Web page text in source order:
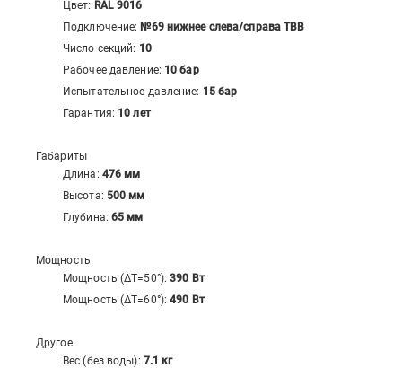
Цвет: RAL 9016
Подключение: №69 нижнее слева/справа ТВВ
Число секций: 10
Рабочее давление: 10 бар
Испытательное давление: 15 бар
Гарантия: 10 лет
Габариты
Длина: 476 мм
Высота: 500 мм
Глубина:65 мм
Мощность
Мощность (ΔT=50°):390 Вт
Мощность (ΔT=60°):490 Вт
Другое
Вес (без воды): 7.1 кг